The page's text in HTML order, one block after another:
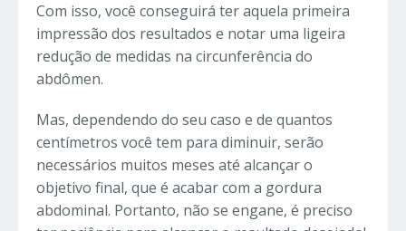
Com isso, você conseguirá ter aquela primeira
impressão dos resultados e notar uma ligeira
redução de medidas na circunferência do
abdômen.
Mas, dependendo do seu caso e de quantos
centímetros você tem para diminuir, serão
necessários muitos meses até alcançar o
objetivo final, que é acabar com a gordura
abdominal. Portanto, não se engane, é preciso